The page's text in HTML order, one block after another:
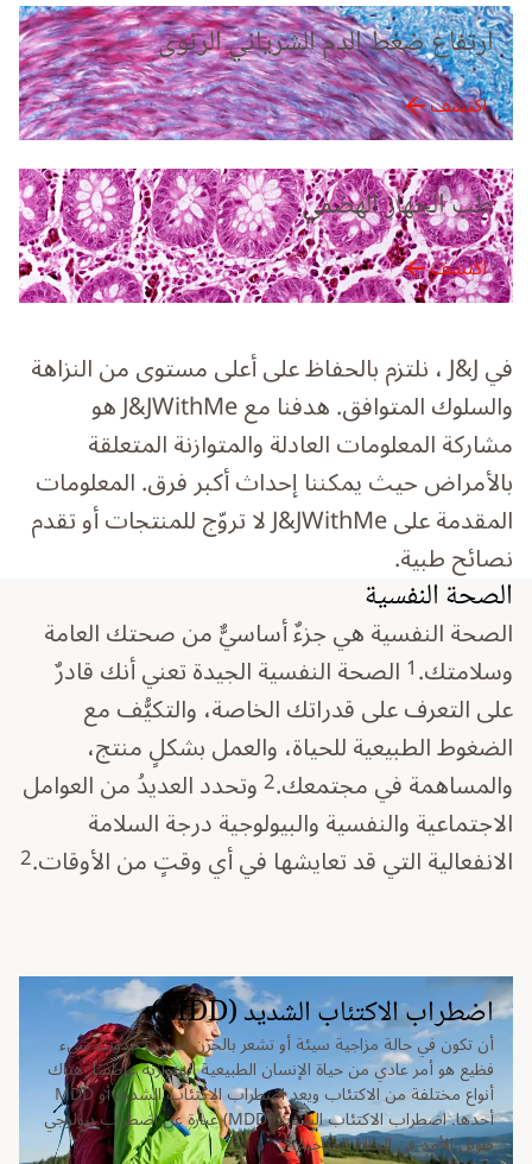
ارتفاع ضغط الدم الشرياني الرئوى
اكتشف
طب الجهاز الهضمي
اكتشف
في J&J ، نلتزم بالحفاظ على أعلى مستوى من النزاهة
والسلوك المتوافق. هدفنا مع J&JWithMe هو
مشاركة المعلومات العادلة والمتوازنة المتعلقة
بالأمراض حيث يمكننا إحداث أكبر فرق. المعلومات
المقدمة على J&JWithMe لا تروّج للمنتجات أو تقدم
نصائح طبية.
الصحة النفسية
الصحة النفسية هي جزءٌ أساسيٌّ من صحتك العامة
وسلامتك.1 الصحة النفسية الجيدة تعني أنك قادرٌ
على التعرف على قدراتك الخاصة، والتكيُّف مع
الضغوط الطبيعية للحياة، والعمل بشكلٍ منتج،
والمساهمة في مجتمعك.2وتحدد العديدُ من العوامل
الاجتماعية والنفسية والبيولوجية درجة السلامة
الانفعالية التي قد تعايشها في أي وقتٍ من الأوقات.2
اضطراب الاكتئاب الشديد (MDD)
أن تكون في حالة مزاجية سيئة أو تشعر بالحزن بسبب حدوث شيء
فظيع هو أمر عادي من حياة الإنسان الطبيعية المتوازنة عاطفيًا. هناك
أنواع مختلفة من الاكتئاب ويعد اضطراب الاكتئاب الشديد أو MDD
أحدها. اضطراب الاكتئاب الشديد (MDD) عبارة عن اضطراب بيولوجي
طويل الأمد في الحالة المزاجية.3